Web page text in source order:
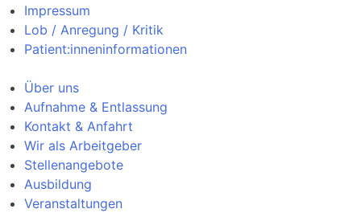
Impressum
Lob / Anregung / Kritik
Patient:inneninformationen
Über uns
Aufnahme & Entlassung
Kontakt & Anfahrt
Wir als Arbeitgeber
Stellenangebote
Ausbildung
Veranstaltungen